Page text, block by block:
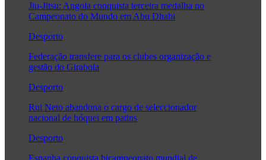
Jiu-Jitsu: Angola conquista terceira medalha no
Campeonato do Mundo em Abu Dhabi
Desporto
Federação transfere para os clubes organização e
gestão do Girabola
Desporto
Rui Neto abandona o cargo de seleccionador
nacional de hóquei em patins
Desporto
Espanha conquista bicampeonato mundial de